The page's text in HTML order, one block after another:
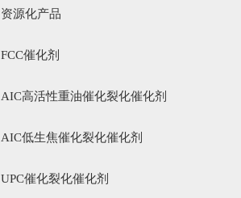
资源化产品
FCC催化剂
AIC高活性重油催化裂化催化剂
AIC低生焦催化裂化催化剂
UPC催化裂化催化剂